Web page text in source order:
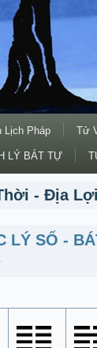
Lịch Pháp Tử
LÝ BÁT TỰ
- Địa
LÝ SỐ -